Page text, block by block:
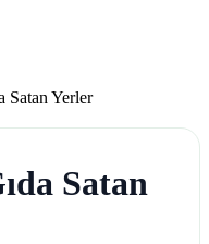
Satan Yerler
Satan